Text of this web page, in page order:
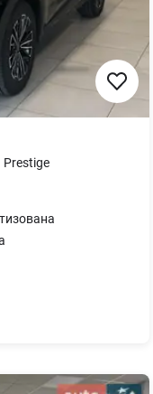
Prestige